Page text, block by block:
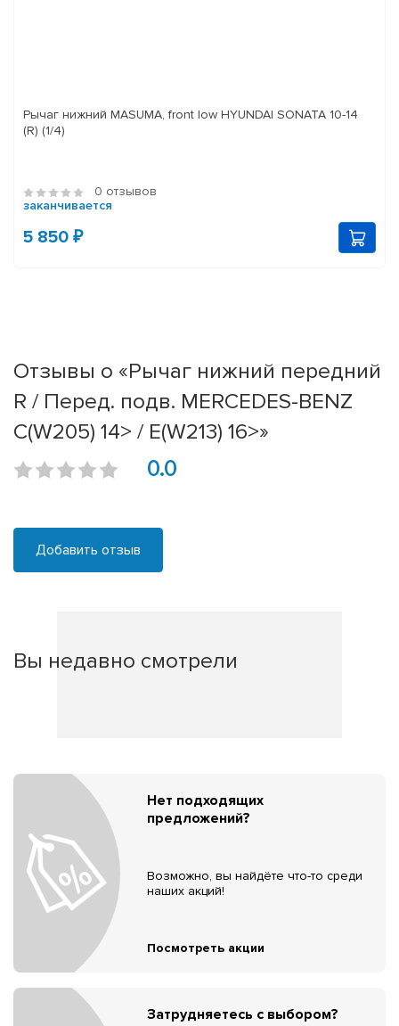
Рычаг нижний MASUMA, front low HYUNDAI SONATA 10-14
(R) (1/4)
0 отзывов
заканчивается
5 850 ₽
Отзывы о «Рычаг нижний передний
R / Перед. подв. MERCEDES-BENZ
C(W205) 14> / E(W213) 16>»
0.0
Добавить отзыв
Вы недавно смотрели
Нет подходящих
предложений?
Возможно, вы найдёте что-то среди
наших акций!
Посмотреть акции
Затрудняетесь с выбором?